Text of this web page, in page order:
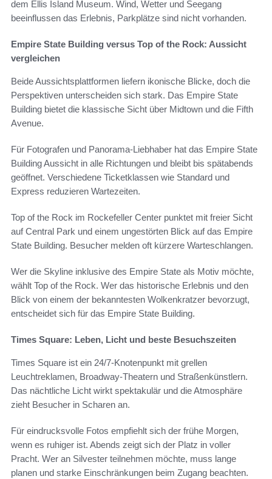
dem Ellis Island Museum. Wind, Wetter und Seegang
beeinflussen das Erlebnis, Parkplätze sind nicht vorhanden.
Empire State Building versus Top of the Rock: Aussicht
vergleichen
Beide Aussichtsplattformen liefern ikonische Blicke, doch die
Perspektiven unterscheiden sich stark. Das Empire State
Building bietet die klassische Sicht über Midtown und die Fifth
Avenue.
Für Fotografen und Panorama-Liebhaber hat das Empire State
Building Aussicht in alle Richtungen und bleibt bis spätabends
geöffnet. Verschiedene Ticketklassen wie Standard und
Express reduzieren Wartezeiten.
Top of the Rock im Rockefeller Center punktet mit freier Sicht
auf Central Park und einem ungestörten Blick auf das Empire
State Building. Besucher melden oft kürzere Warteschlangen.
Wer die Skyline inklusive des Empire State als Motiv möchte,
wählt Top of the Rock. Wer das historische Erlebnis und den
Blick von einem der bekanntesten Wolkenkratzer bevorzugt,
entscheidet sich für das Empire State Building.
Times Square: Leben, Licht und beste Besuchszeiten
Times Square ist ein 24/7-Knotenpunkt mit grellen
Leuchtreklamen, Broadway-Theatern und Straßenkünstlern.
Das nächtliche Licht wirkt spektakulär und die Atmosphäre
zieht Besucher in Scharen an.
Für eindrucksvolle Fotos empfiehlt sich der frühe Morgen,
wenn es ruhiger ist. Abends zeigt sich der Platz in voller
Pracht. Wer an Silvester teilnehmen möchte, muss lange
planen und starke Einschränkungen beim Zugang beachten.